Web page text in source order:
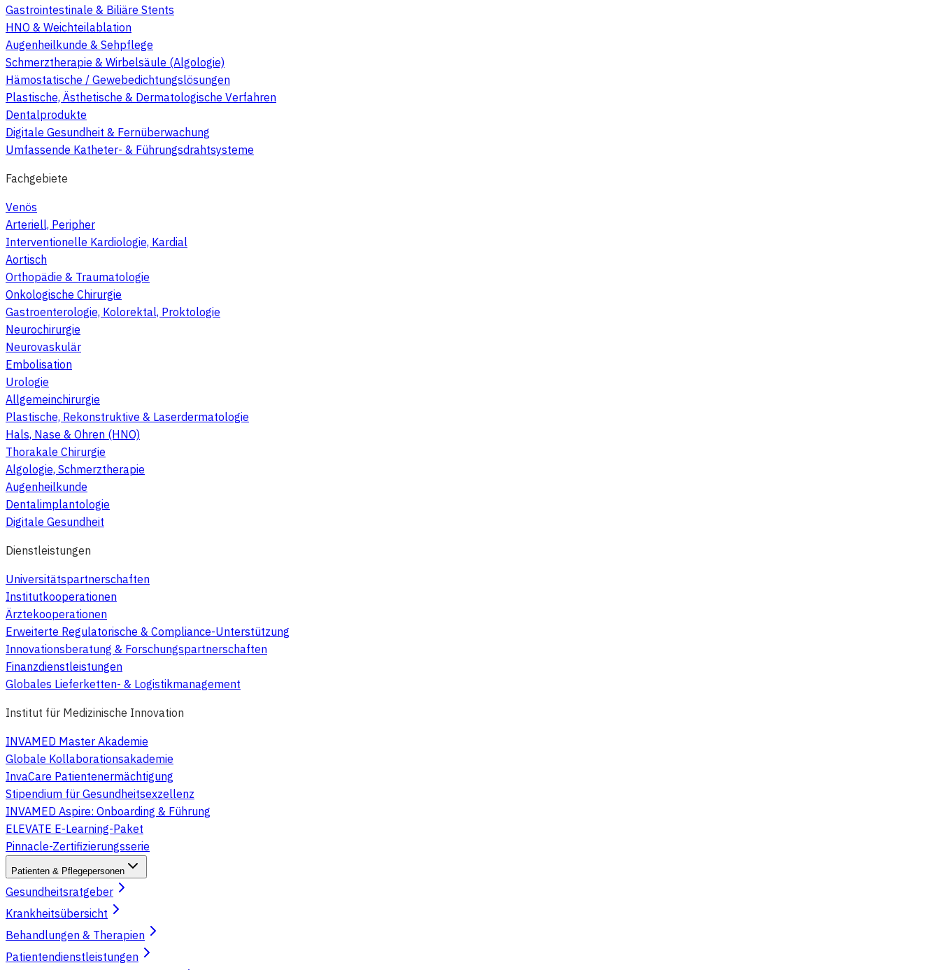
Gastrointestinale & Biliäre Stents
HNO & Weichteilablation
Augenheilkunde & Sehpflege
Schmerztherapie & Wirbelsäule (Algologie)
Hämostatische / Gewebedichtungslösungen
Plastische, Ästhetische & Dermatologische Verfahren
Dentalprodukte
Digitale Gesundheit & Fernüberwachung
Umfassende Katheter- & Führungsdrahtsysteme
Fachgebiete
Venös
Arteriell, Peripher
Interventionelle Kardiologie, Kardial
Aortisch
Orthopädie & Traumatologie
Onkologische Chirurgie
Gastroenterologie, Kolorektal, Proktologie
Neurochirurgie
Neurovaskulär
Embolisation
Urologie
Allgemeinchirurgie
Plastische, Rekonstruktive & Laserdermatologie
Hals, Nase & Ohren (HNO)
Thorakale Chirurgie
Algologie, Schmerztherapie
Augenheilkunde
Dentalimplantologie
Digitale Gesundheit
Dienstleistungen
Universitätspartnerschaften
Institutkooperationen
Ärztekooperationen
Erweiterte Regulatorische & Compliance-Unterstützung
Innovationsberatung & Forschungspartnerschaften
Finanzdienstleistungen
Globales Lieferketten- & Logistikmanagement
Institut für Medizinische Innovation
INVAMED Master Akademie
Globale Kollaborationsakademie
InvaCare Patientenermächtigung
Stipendium für Gesundheitsexzellenz
INVAMED Aspire: Onboarding & Führung
ELEVATE E-Learning-Paket
Pinnacle-Zertifizierungsserie
Patienten & Pflegepersonen
Gesundheitsratgeber
Krankheitsübersicht
Behandlungen & Therapien
Patientendienstleistungen